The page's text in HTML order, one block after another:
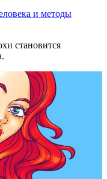
и методы
становится